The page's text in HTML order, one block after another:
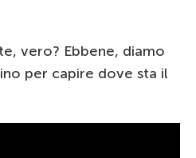
vero? Ebbene, diamo
per capire dove sta il